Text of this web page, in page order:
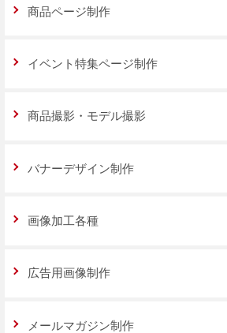
商品ページ制作
イベント特集ページ制作
商品撮影・モデル撮影
バナーデザイン制作
画像加工各種
広告用画像制作
メールマガジン制作